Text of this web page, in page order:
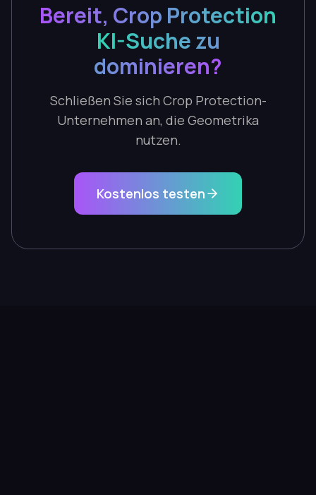
Bereit, Crop Protection
KI-Suche zu
dominieren?
Schließen Sie sich Crop Protection-
Unternehmen an, die Geometrika
nutzen.
Kostenlos testen